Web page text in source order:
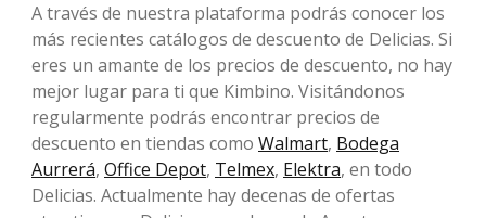
A través de nuestra plataforma podrás conocer los
más recientes catálogos de descuento de Delicias. Si
eres un amante de los precios de descuento, no hay
mejor lugar para ti que Kimbino. Visitándonos
regularmente podrás encontrar precios de
descuento en tiendas como Walmart, Bodega
Aurrerá, Office Depot, Telmex, Elektra, en todo
Delicias. Actualmente hay decenas de ofertas